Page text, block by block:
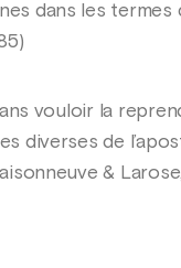
dans les termes
vouloir la
diverses de
&